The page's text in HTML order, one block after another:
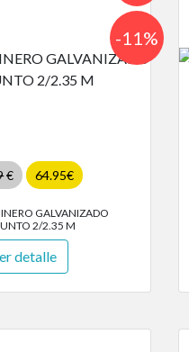
€ 64.95€
-11%
GALVANIZADO
2/2.35 M
detalle